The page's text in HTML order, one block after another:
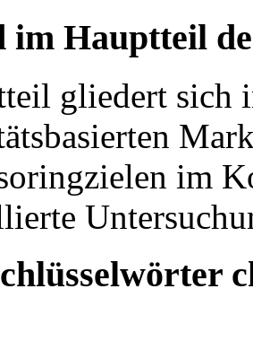
im Hauptteil
gliedert sich
im